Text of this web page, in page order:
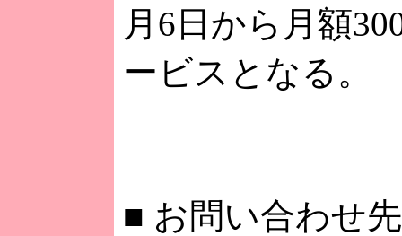
月6日から月額
ービスとなる。
■ お問い合わせ先